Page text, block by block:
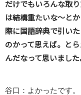
だけでもいろんな取
は結構重たいな～と
際に国語辞典で引い
のかって思えば。と
んだなって思いました
谷口：よかったです。